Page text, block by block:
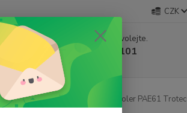
CZK
Nevíte si rady? Zavolejte.
+420 775 986 101
(Po-Ne, 8-20 hod.)
a zvlhčovač vzduchu Aircooler PAE61 Trotec